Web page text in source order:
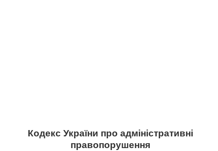
Кодекс України про адміністративні
правопорушення